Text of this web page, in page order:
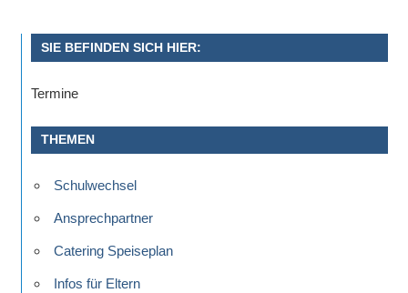
SIE BEFINDEN SICH HIER:
Termine
THEMEN
Schulwechsel
Ansprechpartner
Catering Speiseplan
Infos für Eltern